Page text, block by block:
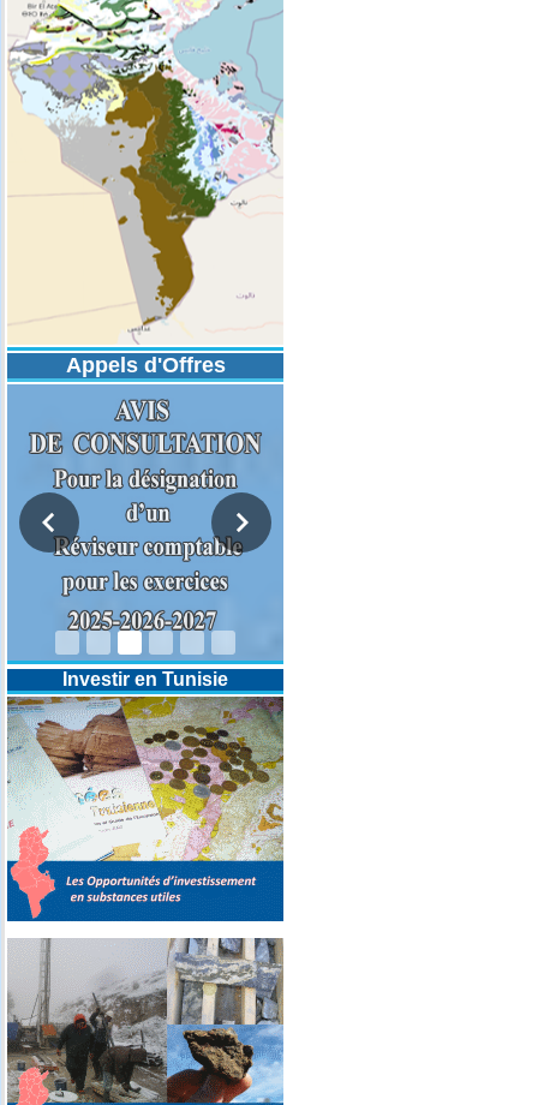
Appels d'Offres
DESIGNATION D’UN REVISEUR
COMPTABLE POUR LES
EXERCICES 2025-2026-2027
Investir en Tunisie